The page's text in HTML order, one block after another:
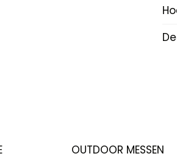
OUTDOOR MESSEN